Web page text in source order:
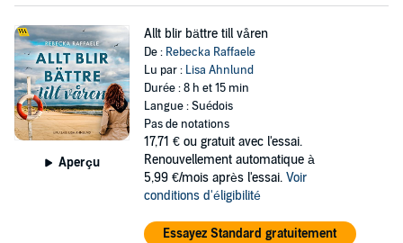
Aperçu
Allt blir bättre till våren
De : Rebecka Raffaele
Lu par : Lisa Ahnlund
Durée : 8 h et 15 min
Langue : Suédois
Pas de notations
17,71 € ou gratuit avec l'essai.
Renouvellement automatique à
5,99 €/mois après l'essai. Voir
conditions d'éligibilité
Essayez Standard gratuitement